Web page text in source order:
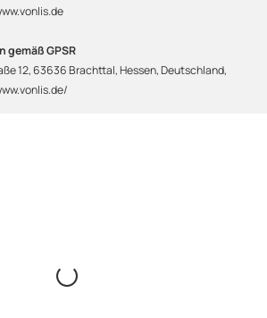
gemäß GPSR
12, 63636 Brachttal, Hessen, Deutschland,